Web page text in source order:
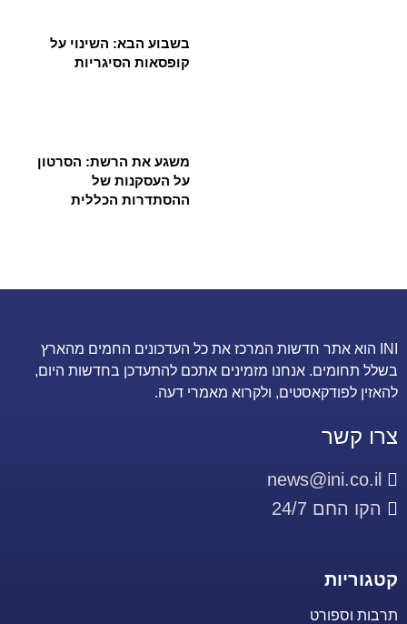
בשבוע הבא: השינוי על
קופסאות הסיגריות
משגע את הרשת: הסרטון
על העסקנות של
ההסתדרות הכללית
INI הוא אתר חדשות המרכז את כל העדכונים החמים מהארץ
בשלל תחומים. אנחנו מזמינים אתכם להתעדכן בחדשות היום,
להאזין לפודקאסטים, ולקרוא מאמרי דעה.
צרו קשר
news@ini.co.il
הקו החם 24/7
קטגוריות
תרבות וספורט